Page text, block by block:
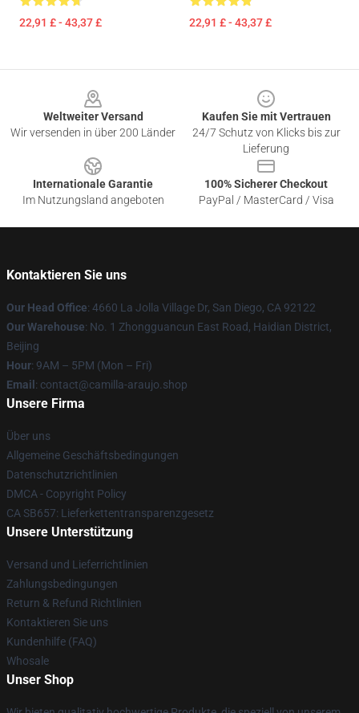
22,91 £ - 43,37 £ 22,91 £ - 43,37 £
Weltweiter Versand
Wir versenden in über 200 Länder
Kaufen Sie mit Vertrauen
24/7 Schutz von Klicks bis zur
Lieferung
Internationale Garantie
Im Nutzungsland angeboten
100% Sicherer Checkout
PayPal / MasterCard / Visa
Kontaktieren Sie uns
Our Head Office: 4660 La Jolla Village Dr, San Diego, CA 92122
Our Warehouse: No. 1 Zhongguancun East Road, Haidian District,
Beijing
Hour: 9AM – 5PM (Mon – Fri)
Email : contact@camilla-araujo.shop
Unsere Firma
Über uns
Allgemeine Geschäftsbedingungen
Datenschutzrichtlinien
DMCA - Copyright Policy
CA SB657: Lieferkettentransparenzgesetz
Unsere Unterstützung
Versand und Lieferrichtlinien
Zahlungsbedingungen
Return & Refund Richtlinien
Kontaktieren Sie uns
Kundenhilfe (FAQ)
Whosale
Unser Shop